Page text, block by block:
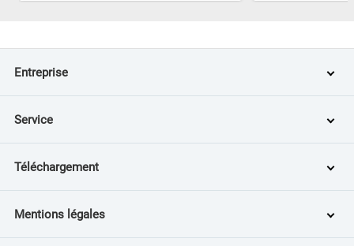
Entreprise
Service
Téléchargement
Mentions légales